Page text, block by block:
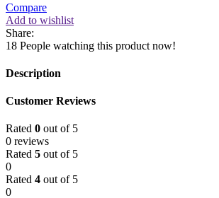
Compare
Add to wishlist
Share:
18 People watching this product now!
Description
Customer Reviews
Rated 0 out of 5
0 reviews
Rated 5 out of 5
0
Rated 4 out of 5
0